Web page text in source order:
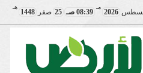
2026
مـ
08:39 صـ 25 صفر 1448
هـ